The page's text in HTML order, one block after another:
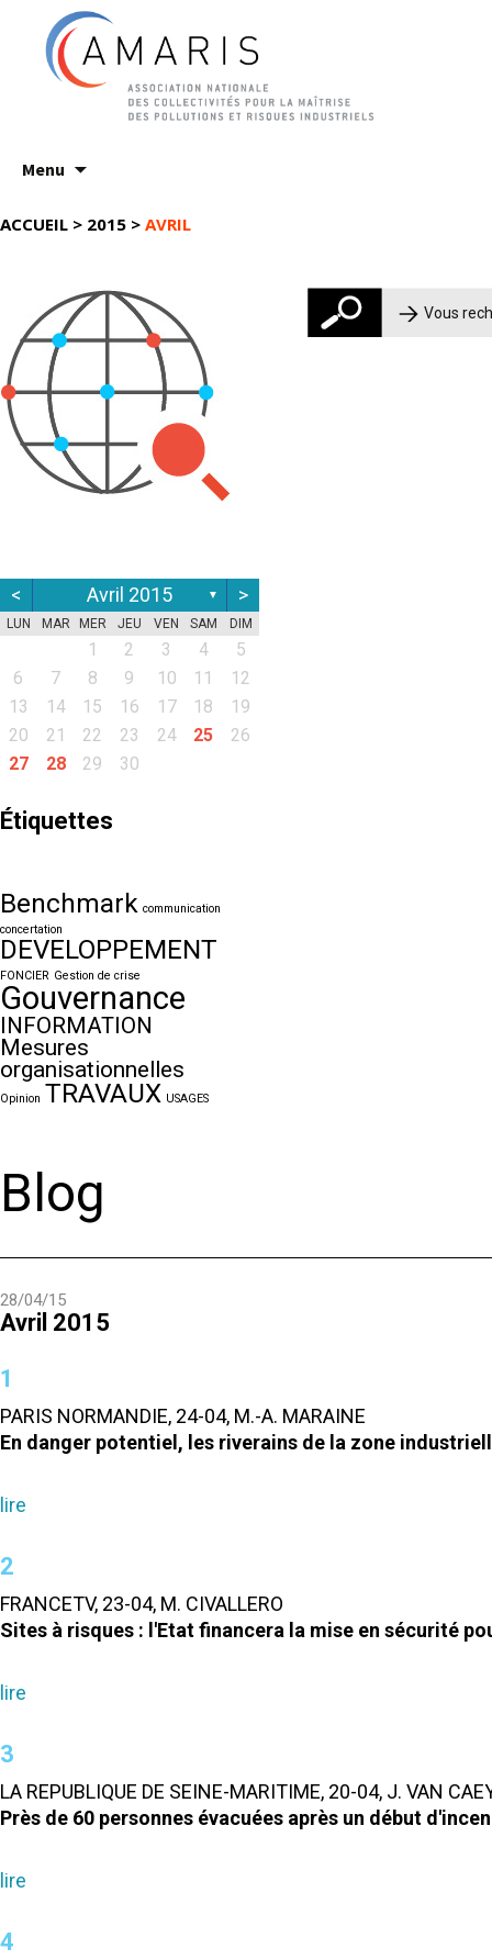
Menu
au
ACCUEIL > 2015 > AVRIL
Rechercher :
< Avril 2015 ▼ >
LUN MAR MER JEU VEN SAM DIM
1 2 3 4
5
6
7 8 9 10 11
12
13
14 15 16 17 18
19
20
21 22 23 24 25
26
27
28 29 30
Étiquettes
Benchmark communication
concertation
DEVELOPPEMENT
FONCIER Gestion de crise
Gouvernance
INFORMATION
Mesures
organisationnelles
Opinion TRAVAUX USAGES
Blog
28/04/15
Avril 2015
1
PARIS NORMANDIE, 24-04, M.-A. MARAINE
En danger potentiel, les riverains de la zone
lire
2
FRANCETV, 23-04, M. CIVALLERO
Sites à risques : l'Etat financera la mise en sécurité
lire
3
LA REPUBLIQUE DE SEINE-MARITIME, 20-04, J. VAN
Près de 60 personnes évacuées après un début
lire
4